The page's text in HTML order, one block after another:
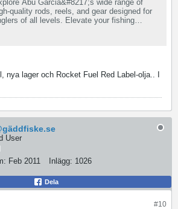
Abu Garcia&#8217;s wide range of
quality rods, reels, and gear designed for
of all levels. Elevate your fishing
nya lager och Rocket Fuel Red Label-olja.. I
User
Feb 2011 Inlägg: 1026
Dela
#10